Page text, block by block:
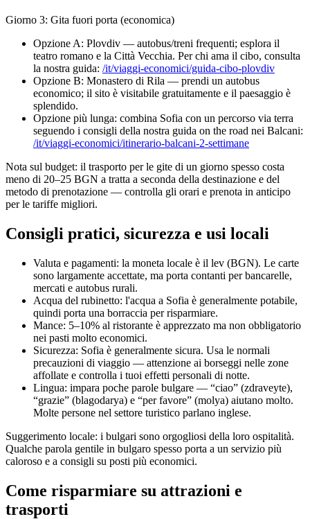
Giorno 3: Gita fuori porta (economica)
Opzione A: Plovdiv — autobus/treni frequenti; esplora il
teatro romano e la Città Vecchia. Per chi ama il cibo, consulta
la nostra guida: /it/viaggi-economici/guida-cibo-plovdiv
Opzione B: Monastero di Rila — prendi un autobus
economico; il sito è visitabile gratuitamente e il paesaggio è
splendido.
Opzione più lunga: combina Sofia con un percorso via terra
seguendo i consigli della nostra guida on the road nei Balcani:
/it/viaggi-economici/itinerario-balcani-2-settimane
Nota sul budget: il trasporto per le gite di un giorno spesso costa
meno di 20–25 BGN a tratta a seconda della destinazione e del
metodo di prenotazione — controlla gli orari e prenota in anticipo
per le tariffe migliori.
Consigli pratici, sicurezza e usi locali
Valuta e pagamenti: la moneta locale è il lev (BGN). Le carte
sono largamente accettate, ma porta contanti per bancarelle,
mercati e autobus rurali.
Acqua del rubinetto: l'acqua a Sofia è generalmente potabile,
quindi porta una borraccia per risparmiare.
Mance: 5–10% al ristorante è apprezzato ma non obbligatorio
nei pasti molto economici.
Sicurezza: Sofia è generalmente sicura. Usa le normali
precauzioni di viaggio — attenzione ai borseggi nelle zone
affollate e controlla i tuoi effetti personali di notte.
Lingua: impara poche parole bulgare — “ciao” (zdraveyte),
“grazie” (blagodarya) e “per favore” (molya) aiutano molto.
Molte persone nel settore turistico parlano inglese.
Suggerimento locale: i bulgari sono orgogliosi della loro ospitalità.
Qualche parola gentile in bulgaro spesso porta a un servizio più
caloroso e a consigli su posti più economici.
Come risparmiare su attrazioni e
trasporti